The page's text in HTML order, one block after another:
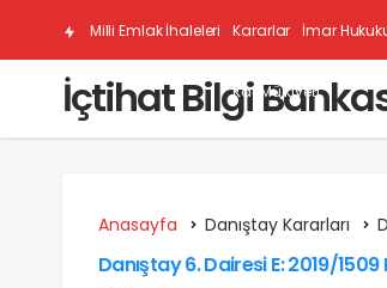
Milli Emlak İhaleleri Kararlar İmar
Kat Mülkiyeti
İçtihat Bilgi
Anasayfa Danıştay Kararları
Danıştay 6. Dairesi E: 2019/1509